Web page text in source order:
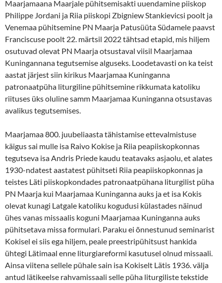
Maarjamaana Maarjale pühitsemisakti uuendamine piiskop
Philippe Jordani ja Riia piiskopi Zbigniew Stankievicsi poolt ja
Venemaa pühitsemine PN Maarja Patusüüta Südamele paavst
Franciscuse poolt 22. märtsil 2022 tähtsad etapid, mis hiljem
osutuvad olevat PN Maarja otsustaval viisil Maarjamaa
Kuningannana tegutsemise alguseks. Loodetavasti on ka teist
aastat järjest siin kirikus Maarjamaa Kuninganna
patronaatpüha liturgiline pühitsemine rikkumata katoliku
riituses üks oluline samm Maarjamaa Kuninganna otsustavas
avalikus tegutsemises.
Maarjamaa 800. juubeliaasta tähistamise ettevalmistuse
käigus sai mulle isa Raivo Kokise ja Riia peapiiskopkonnas
tegutseva isa Andris Priede kaudu teatavaks asjaolu, et alates
1930-ndatest aastatest pühitseti Riia peapiiskopkonnas ja
teistes Läti piiskopkondades patronaatpühana liturgilist püha
PN Maarja kui Maarjamaa Kuninganna auks ja et isa Kokis
olevat kunagi Latgale katoliku kogudusi külastades näinud
ühes vanas missaalis koguni Maarjamaa Kuninganna auks
pühitsetava missa formulari. Paraku ei õnnestunud seminarist
Kokisel ei siis ega hiljem, peale preestripühitsust hankida
ühtegi Lätimaal enne liturgiareformi kasutusel olnud missaali.
Ainsa viitena sellele pühale sain isa Kokiselt Lätis 1936. välja
antud lätikeelse rahvamissaali selle püha liturgiliste tekstide